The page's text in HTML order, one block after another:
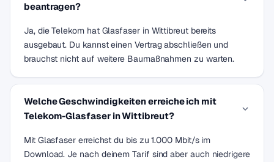
beantragen?
Ja, die Telekom hat Glasfaser in Wittibreut bereits
ausgebaut. Du kannst einen Vertrag abschließen und
brauchst nicht auf weitere Baumaßnahmen zu warten.
Welche Geschwindigkeiten erreiche ich mit
Telekom-Glasfaser in Wittibreut?
Mit Glasfaser erreichst du bis zu 1.000 Mbit/s im
Download. Je nach deinem Tarif sind aber auch niedrigere